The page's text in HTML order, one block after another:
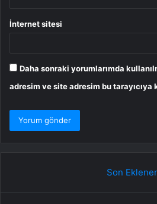
İnternet sitesi
Daha sonraki yorumlarımda
adresim ve site adresim bu tarayıcıya
Son